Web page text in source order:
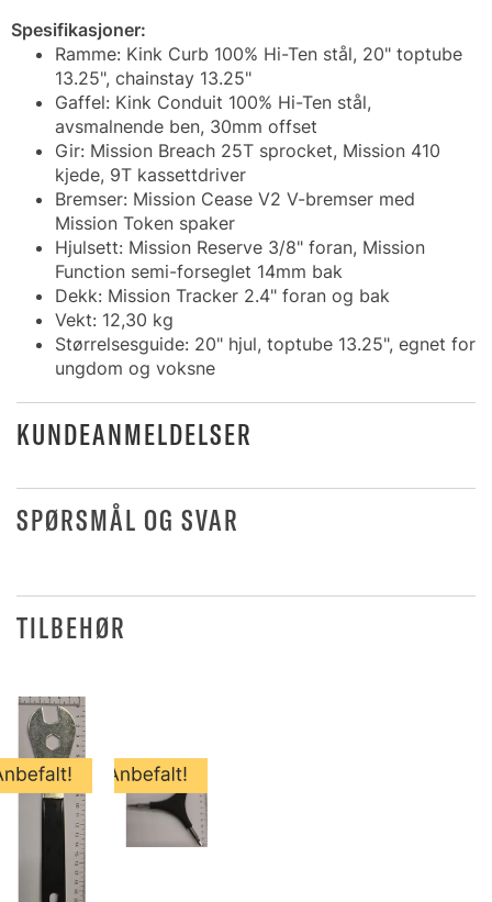
Spesifikasjoner:
Ramme: Kink Curb 100% Hi-Ten stål, 20" toptube
13.25", chainstay 13.25"
Gaffel: Kink Conduit 100% Hi-Ten stål,
avsmalnende ben, 30mm offset
Gir: Mission Breach 25T sprocket, Mission 410
kjede, 9T kassettdriver
Bremser: Mission Cease V2 V-bremser med
Mission Token spaker
Hjulsett: Mission Reserve 3/8" foran, Mission
Function semi-forseglet 14mm bak
Dekk: Mission Tracker 2.4" foran og bak
Vekt: 12,30 kg
Størrelsesguide: 20" hjul, toptube 13.25", egnet for
ungdom og voksne
KUNDEANMELDELSER
SPØRSMÅL OG SVAR
TILBEHØR